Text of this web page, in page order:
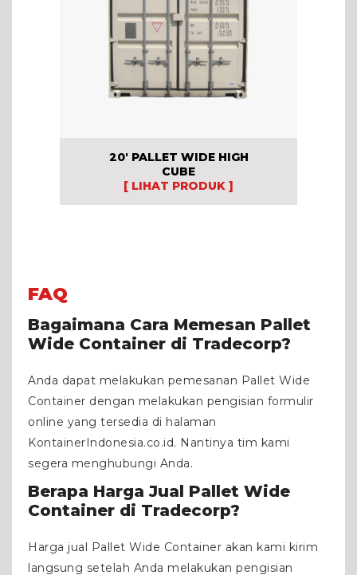
20′ PALLET WIDE HIGH
CUBE
[ LIHAT PRODUK ]
FAQ
Bagaimana Cara Memesan Pallet
Wide Container di Tradecorp?
Anda dapat melakukan pemesanan Pallet Wide
Container dengan melakukan pengisian formulir
online yang tersedia di halaman
KontainerIndonesia.co.id. Nantinya tim kami
segera menghubungi Anda.
Berapa Harga Jual Pallet Wide
Container di Tradecorp?
Harga jual Pallet Wide Container akan kami kirim
langsung setelah Anda melakukan pengisian